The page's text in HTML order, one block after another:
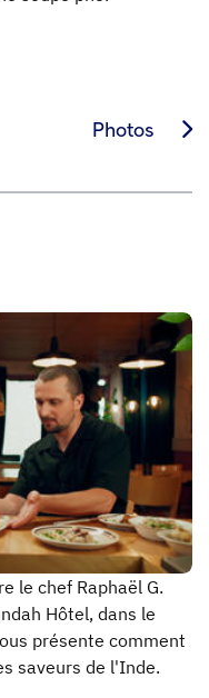
Photos
le chef Raphaël G.
Hôtel, dans le
présente comment
saveurs de l'Inde.